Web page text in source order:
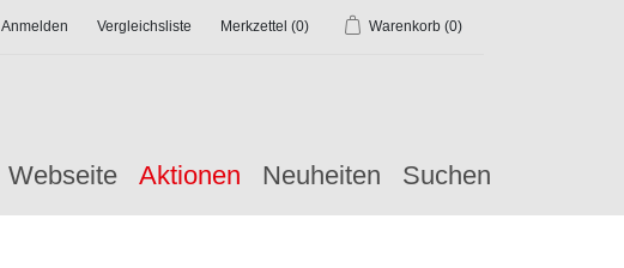
Anmelden Vergleichsliste Merkzettel (0) Warenkorb (0)
Webseite Aktionen Neuheiten Suchen